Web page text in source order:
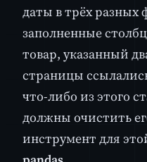
даты в трёх разных
заполненные
товар, указанный
страницы
что-либо из этого
должны очистить
инструмент для